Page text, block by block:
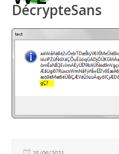
DécrypteSans